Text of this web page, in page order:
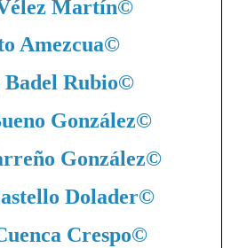
Martín©
Amezcua©
Rubio©
González©
González©
Dolader©
Crespo©